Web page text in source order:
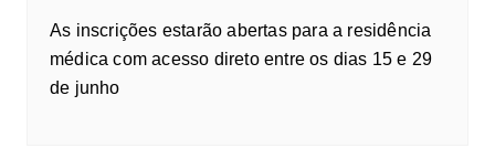
As inscrições estarão abertas para a residência
médica com acesso direto entre os dias 15 e 29
de junho